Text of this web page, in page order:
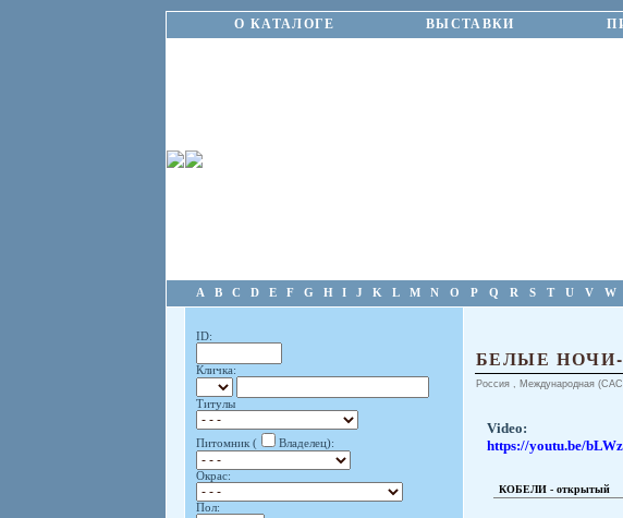
О КАТАЛОГЕ ВЫСТАВКИ
A B C D E F G H I J K L M N O P Q R S T U V W
ID:
Кличка:
Титулы
Питомник ( Владелец):
Окрас:
Пол:
БЕЛЫЕ НОЧИ-
Россия , Международная
Video:
https://youtu.be/
КОБЕЛИ - открытый